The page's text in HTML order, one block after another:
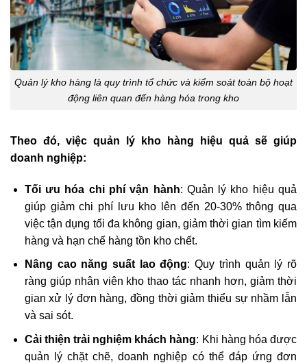
Quản lý kho hàng là quy trình tổ chức và kiểm soát toàn bộ hoạt
động liên quan đến hàng hóa trong kho
Theo đó, việc quản lý kho hàng hiệu quả sẽ giúp
doanh nghiệp:
Tối ưu hóa chi phí vận hành: Quản lý kho hiệu quả
giúp giảm chi phí lưu kho lên đến 20-30% thông qua
việc tận dụng tối đa không gian, giảm thời gian tìm kiếm
hàng và hạn chế hàng tồn kho chết.
Nâng cao năng suất lao động: Quy trình quản lý rõ
ràng giúp nhân viên kho thao tác nhanh hơn, giảm thời
gian xử lý đơn hàng, đồng thời giảm thiểu sự nhầm lẫn
và sai sót.
Cải thiện trải nghiệm khách hàng: Khi hàng hóa được
quản lý chặt chẽ, doanh nghiệp có thể đáp ứng đơn